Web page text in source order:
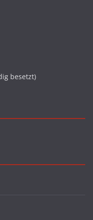
besetzt)